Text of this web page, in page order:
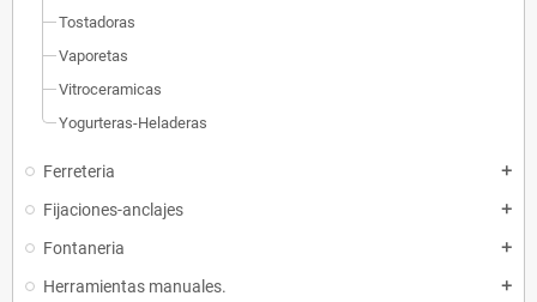
Tostadoras
Vaporetas
Vitroceramicas
Yogurteras-Heladeras
Ferreteria add
Fijaciones-anclajes add
Fontaneria add
Herramientas manuales. add